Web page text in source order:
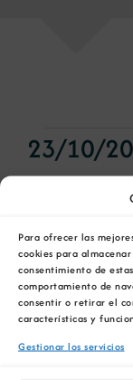
Para ofrecer las
cookies para
consentimiento de
comportamiento de
consentir o retirar el
características y
Gestionar los servicios
23
de
octubre
23/10/
fecha.1 de
23:59